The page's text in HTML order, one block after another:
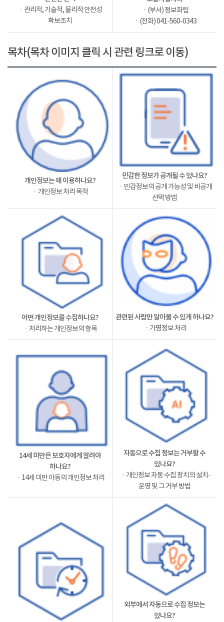
ㆍ관리적, 기술적, 물리적 안전성
확보조치
ㆍ(부서) 정보화팀
ㆍ(전화) 041-560-0343
목차(목차 이미지 클릭 시 관련 링크로 이동)
개인정보는 왜 이용하나요?
ㆍ개인정보 처리 목적
민감한 정보가 공개될 수 있나요?
ㆍ민감정보의 공개 가능성 및 비공개
선택 방법
어떤 개인정보를 수집하나요?
ㆍ처리하는 개인정보의 항목
관련된 사람만 알아볼 수 있게 하나요?
ㆍ가명정보 처리
14세 미만은 보호자에게 알려야
하나요?
ㆍ14세 미만 아동의 개인정보 처리
자동으로 수집 정보는 거부할 수
있나요?
ㆍ개인정보 자동 수집 장치의 설치·
운영 및 그 거부 방법
외부에서 자동으로 수집 정보는
있나요?